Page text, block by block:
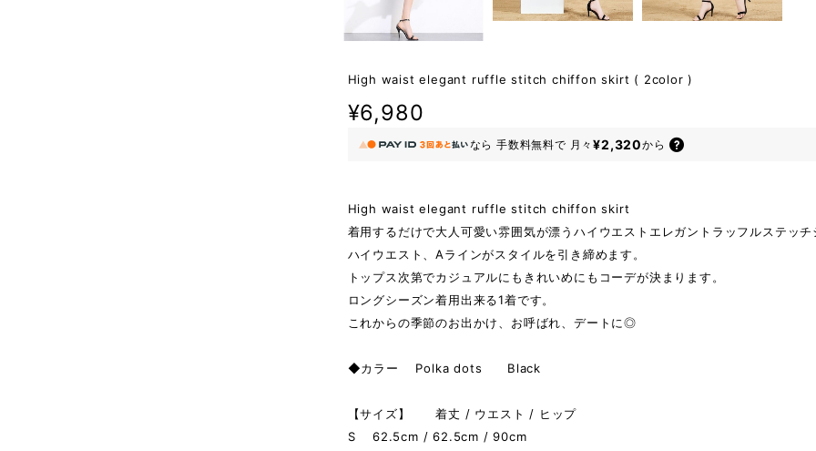
High waist elegant ruffle stitch chiffon skirt ( 2color )
¥6,980
なら 手数料無料で 月々¥2,320から
High waist elegant ruffle stitch chiffon skirt
着用するだけで大人可愛い雰囲気が漂うハイウエストエレガントラッフルステッチ
ハイウエスト、Aラインがスタイルを引き締めます。
トップス次第でカジュアルにもきれいめにもコーデが決まります。
ロングシーズン着用出来る1着です。
これからの季節のお出かけ、お呼ばれ、デートに◎
◆カラー Polka dots Black
【サイズ】 着丈 / ウエスト / ヒップ
S 62.5cm / 62.5cm / 90cm